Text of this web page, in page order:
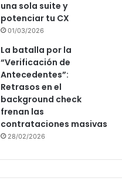
una sola suite y
potenciar tu CX
01/03/2026
La batalla por la
“Verificación de
Antecedentes”:
Retrasos en el
background check
frenan las
contrataciones masivas
28/02/2026